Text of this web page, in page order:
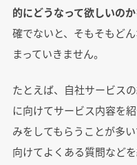
的にどうなって欲しいのか
確でないと、そもそもど
まっていきません。
たとえば、自社サービス
に向けてサービス内容を
みをしてもらうことが多
向けてよくある質問など